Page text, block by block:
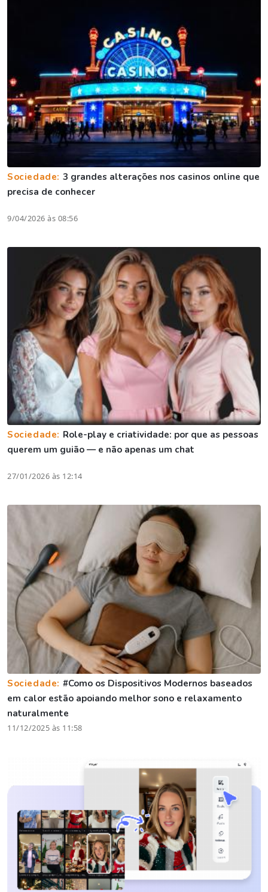
Sociedade: 3 grandes alterações nos casinos online que
precisa de conhecer
9/04/2026 às 08:56
Sociedade: Role-play e criatividade: por que as pessoas
querem um guião — e não apenas um chat
27/01/2026 às 12:14
Sociedade: #Como os Dispositivos Modernos baseados
em calor estão apoiando melhor sono e relaxamento
naturalmente
11/12/2025 às 11:58